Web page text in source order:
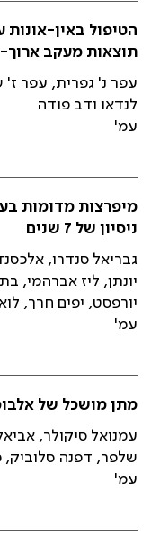
הטיפול באין-
תוצאות מעקב ארוך-
עפר נ' גפרית, עפר ז'
לנדאו ודב פודה
עמ'
מיפרצות מדומות
ניסיון של 7 שנים
גבריאל סנדרו,
יונתן, ליז אברהמי,
יורפסט, יפים חרך,
עמ'
מתן מושכל של
עמנואל סיקולר,
שלפר, דפנה סלוביק,
עמ'